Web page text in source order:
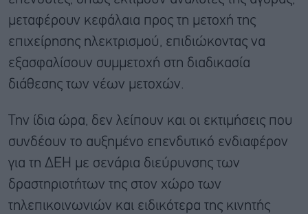
μεταφέρουν κεφάλαια προς τη μετοχή της
επιχείρησης ηλεκτρισμού, επιδιώκοντας να
εξασφαλίσουν συμμετοχή στη διαδικασία
διάθεσης των νέων μετοχών.
Την ίδια ώρα, δεν λείπουν και οι εκτιμήσεις που
συνδέουν το αυξημένο επενδυτικό ενδιαφέρον
για τη ΔEH με σενάρια διεύρυνσης των
δραστηριοτήτων της στον χώρο των
τηλεπικοινωνιών και ειδικότερα της κινητής